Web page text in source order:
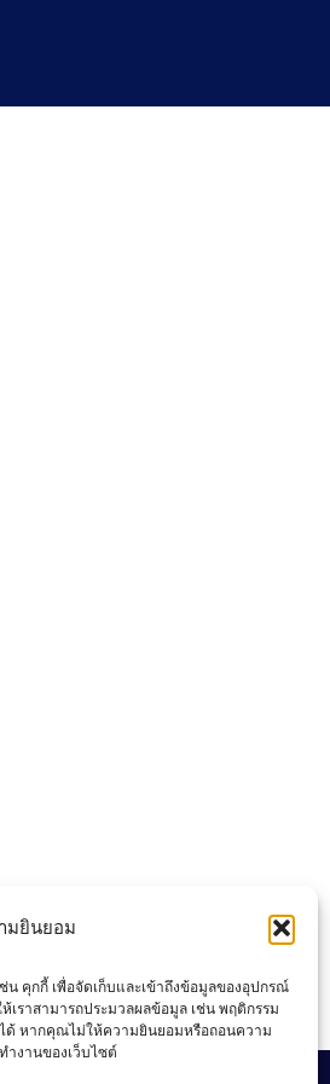
มยินยอม
น คุกกี้ เพื่อจัดเก็บและเข้าถึงข้อมูลของอุปกรณ์
เราสามารถประมวลผลข้อมูล เช่น พฤติกรรม
ด้ หากคุณไม่ให้ความยินยอมหรือถอนความ
งานของเว็บไซต์